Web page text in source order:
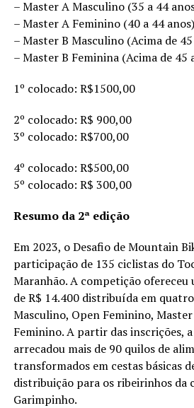
– Master A Masculino (35 a 44
– Master A Feminino (40 a 44 anos)
– Master B Masculino (Acima de
– Master B Feminina (Acima de 45
1º colocado: R$1500,00
2º colocado: R$ 900,00
3º colocado: R$700,00
4º colocado: R$500,00
5º colocado: R$ 300,00
Resumo da 2ª edição
Em 2023, o Desafio de Mountain
participação de 135 ciclistas do
Maranhão. A competição
de R$ 14.400 distribuída em
Masculino, Open Feminino,
Feminino. A partir das inscrições,
arrecadou mais de 90 quilos de
transformados em cestas básicas
distribuição para os ribeirinhos da
Garimpinho.